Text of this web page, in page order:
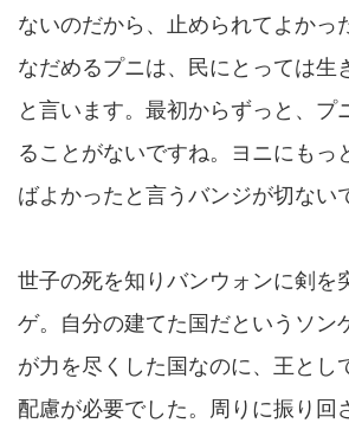
ないのだから、止められてよかっ
なだめるプニは、民にとっては生
と言います。最初からずっと、プ
ることがないですね。ヨニにもっ
ばよかったと言うバンジが切ない
世子の死を知りバンウォンに剣を
ゲ。自分の建てた国だというソン
が力を尽くした国なのに、王とし
配慮が必要でした。周りに振り回